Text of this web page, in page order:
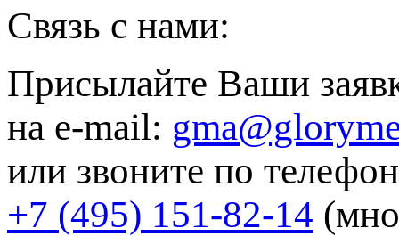
Связь с нами:
Присылайте Ваши
на e-mail:
или звоните по
+7 (495) 151-82-14